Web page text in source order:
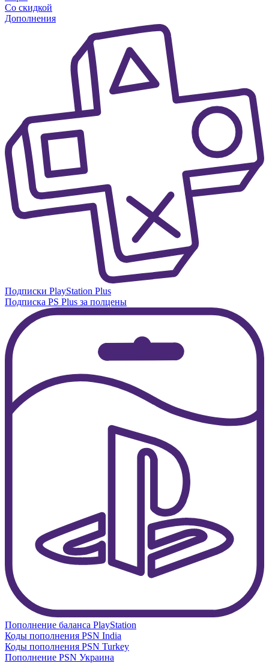
Со скидкой
Дополнения
Подписки PlayStation Plus
Подписка PS Plus за полцены
Пополнение баланса PlayStation
Коды пополнения PSN India
Коды пополнения PSN Turkey
Пополнение PSN Украина